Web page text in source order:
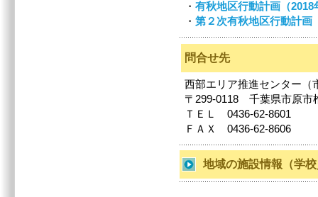
・ 有秋地区行動計画（2018
・ 第２次有秋地区行動計画
問合せ先
西部エリア推進センター（
〒299-0118 千葉県市原市
ＴＥＬ 0436-62-8601
ＦＡＸ 0436-62-8606
地域の施設情報（学